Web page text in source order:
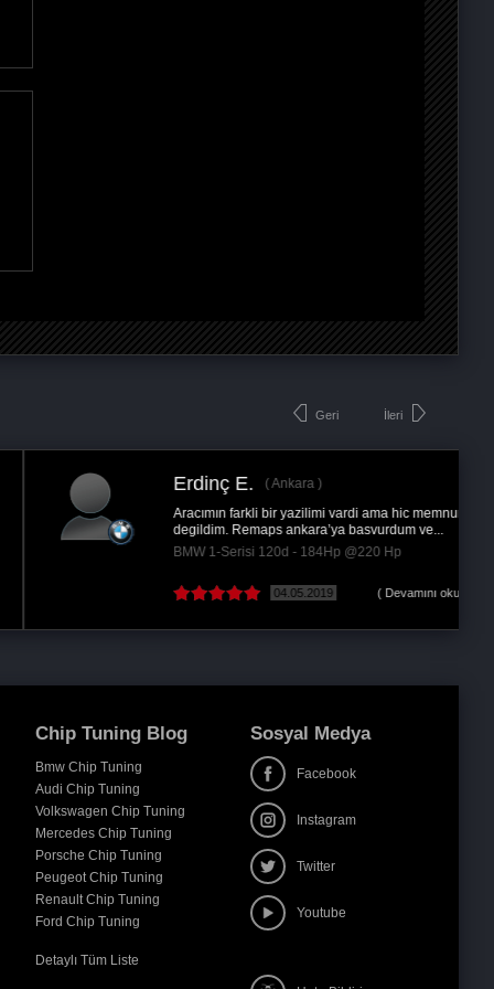
Geri
Erdinç E.
Ankara
Aracımın farkli bir yazilimi vardi ama hic memnun
degildim. Remaps ankara’ya basvurdum ve...
BMW 1-Serisi 120d - 184Hp @220 Hp
04.05.2019 ( Devamını oku )
İleri
Chip Tuning Blog
Bmw Chip Tuning
Audi Chip Tuning
Volkswagen Chip Tuning
Mercedes Chip Tuning
Porsche Chip Tuning
Peugeot Chip Tuning
Renault Chip Tuning
Ford Chip Tuning
Detaylı Tüm Liste
Sosyal Medya
Facebook
Instagram
Twitter
Youtube